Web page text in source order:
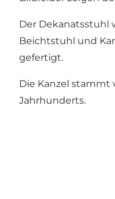
Der Dekanatsstuhl
Beichtstuhl und
gefertigt.
Die Kanzel stammt
Jahrhunderts.